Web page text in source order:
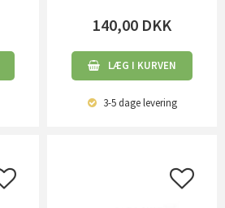
140,00 DKK
LÆG I KURVEN
3-5 dagelevering